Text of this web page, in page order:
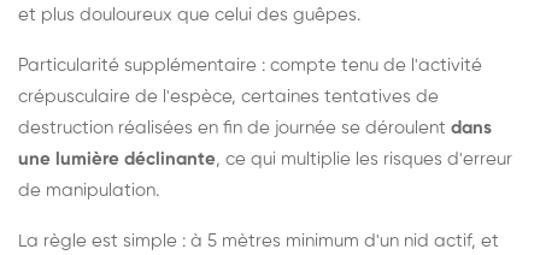
et plus douloureux que celui des guêpes.
Particularité supplémentaire : compte tenu de l'activité
crépusculaire de l'espèce, certaines tentatives de
destruction réalisées en fin de journée se déroulent dans
une lumière déclinante, ce qui multiplie les risques d'erreur
de manipulation.
La règle est simple : à 5 mètres minimum d'un nid actif, et